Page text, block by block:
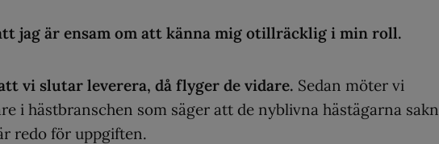
jag är ensam om att känna mig otillräcklig i min roll.
vi slutar leverera, då flyger de vidare. Sedan möter vi
i hästbranschen som säger att de nyblivna hästägarna
redo för uppgiften.